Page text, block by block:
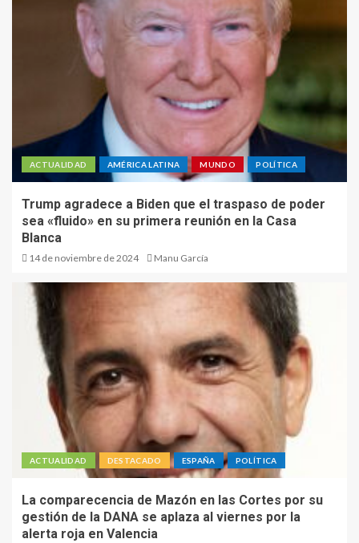
ACTUALIDAD AMÉRICA LATINA MUNDO POLÍTICA
Trump agradece a Biden que el traspaso de poder
sea «fluido» en su primera reunión en la Casa
Blanca
14 de noviembre de 2024 Manu García
ACTUALIDAD DESTACADO ESPAÑA POLÍTICA
La comparecencia de Mazón en las Cortes por su
gestión de la DANA se aplaza al viernes por la
alerta roja en Valencia